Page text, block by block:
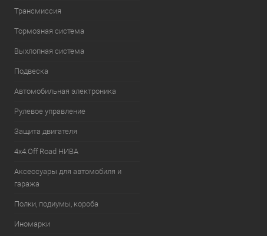
Трансмиссия
Тормозная система
Выхлопная система
Подвеска
Автомобильная электроника
Рулевое управление
Защита двигателя
4х4.Off Road НИВА
Аксессуары для автомобиля и
гаража
Полки, подиумы, короба
Иномарки